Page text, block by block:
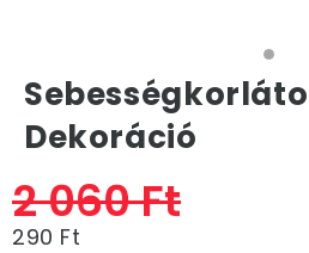
Dekoráció
2 060 Ft
290 Ft